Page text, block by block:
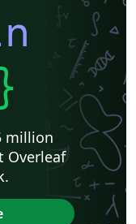
million
Overleaf